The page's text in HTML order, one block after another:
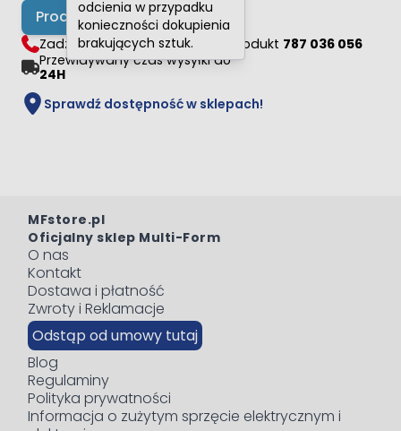
odcienia w przypadku
konieczności dokupienia
brakujących sztuk.
Produkt niedostępny
Zadzwoń i zapytaj doradcy o produkt 787 036 056
Przewidywany czas wysyłki do
24H
Sprawdź dostępność w sklepach!
MFstore.pl
Oficjalny sklep Multi-Form
O nas
Kontakt
Dostawa i płatność
Zwroty i Reklamacje
Odstąp od umowy tutaj
Blog
Regulaminy
Polityka prywatności
Informacja o zużytym sprzęcie elektrycznym i